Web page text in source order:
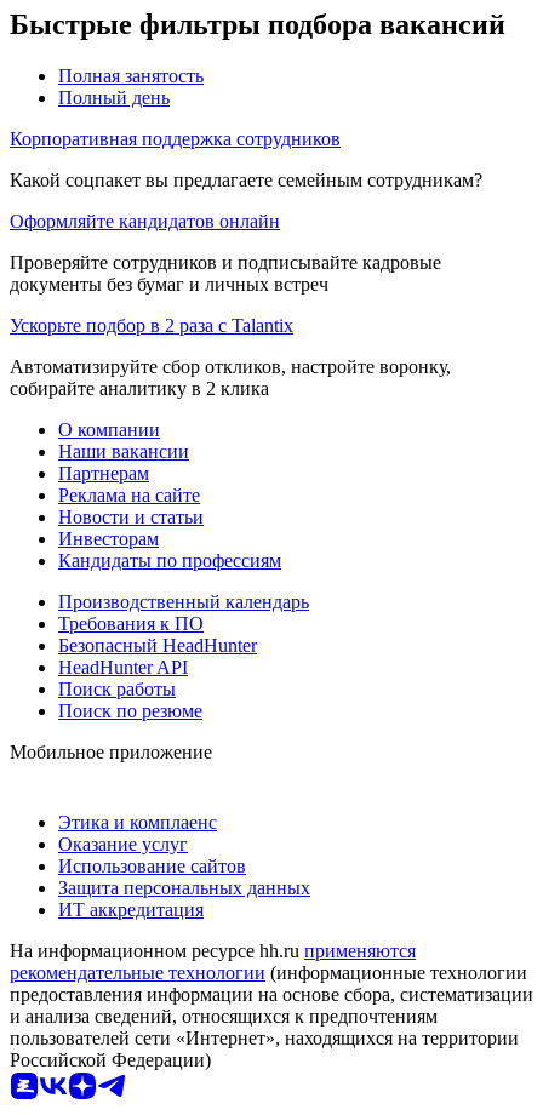
Быстрые фильтры подбора вакансий
Полная занятость
Полный день
Корпоративная поддержка сотрудников
Какой соцпакет вы предлагаете семейным сотрудникам?
Оформляйте кандидатов онлайн
Проверяйте сотрудников и подписывайте кадровые
документы без бумаг и личных встреч
Ускорьте подбор в 2 раза с Talantix
Автоматизируйте сбор откликов, настройте воронку,
собирайте аналитику в 2 клика
О компании
Наши вакансии
Партнерам
Реклама на сайте
Новости и статьи
Инвесторам
Кандидаты по профессиям
Производственный календарь
Требования к ПО
Безопасный HeadHunter
HeadHunter API
Поиск работы
Поиск по резюме
Мобильное приложение
Этика и комплаенс
Оказание услуг
Использование сайтов
Защита персональных данных
ИТ аккредитация
На информационном ресурсе hh.ru применяются
рекомендательные технологии (информационные технологии
предоставления информации на основе сбора, систематизации
и анализа сведений, относящихся к предпочтениям
пользователей сети «Интернет», находящихся на территории
Российской Федерации)